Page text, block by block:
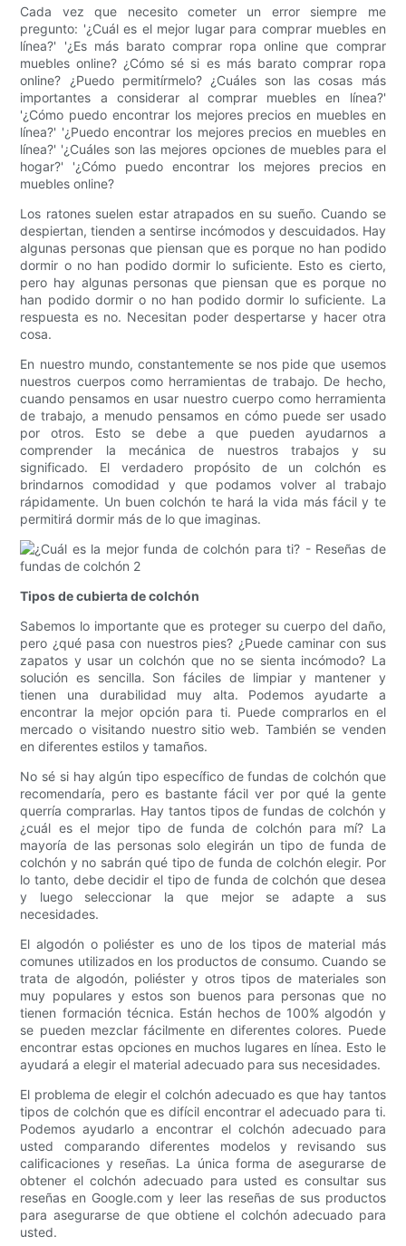
Cada vez que necesito cometer un error siempre me
pregunto: '¿Cuál es el mejor lugar para comprar muebles en
línea?' '¿Es más barato comprar ropa online que comprar
muebles online? ¿Cómo sé si es más barato comprar ropa
online? ¿Puedo permitírmelo? ¿Cuáles son las cosas más
importantes a considerar al comprar muebles en línea?'
'¿Cómo puedo encontrar los mejores precios en muebles en
línea?' '¿Puedo encontrar los mejores precios en muebles en
línea?' '¿Cuáles son las mejores opciones de muebles para el
hogar?' '¿Cómo puedo encontrar los mejores precios en
muebles online?
Los ratones suelen estar atrapados en su sueño. Cuando se
despiertan, tienden a sentirse incómodos y descuidados. Hay
algunas personas que piensan que es porque no han podido
dormir o no han podido dormir lo suficiente. Esto es cierto,
pero hay algunas personas que piensan que es porque no
han podido dormir o no han podido dormir lo suficiente. La
respuesta es no. Necesitan poder despertarse y hacer otra
cosa.
En nuestro mundo, constantemente se nos pide que usemos
nuestros cuerpos como herramientas de trabajo. De hecho,
cuando pensamos en usar nuestro cuerpo como herramienta
de trabajo, a menudo pensamos en cómo puede ser usado
por otros. Esto se debe a que pueden ayudarnos a
comprender la mecánica de nuestros trabajos y su
significado. El verdadero propósito de un colchón es
brindarnos comodidad y que podamos volver al trabajo
rápidamente. Un buen colchón te hará la vida más fácil y te
permitirá dormir más de lo que imaginas.
Tipos de cubierta de colchón
Sabemos lo importante que es proteger su cuerpo del daño,
pero ¿qué pasa con nuestros pies? ¿Puede caminar con sus
zapatos y usar un colchón que no se sienta incómodo? La
solución es sencilla. Son fáciles de limpiar y mantener y
tienen una durabilidad muy alta. Podemos ayudarte a
encontrar la mejor opción para ti. Puede comprarlos en el
mercado o visitando nuestro sitio web. También se venden
en diferentes estilos y tamaños.
No sé si hay algún tipo específico de fundas de colchón que
recomendaría, pero es bastante fácil ver por qué la gente
querría comprarlas. Hay tantos tipos de fundas de colchón y
¿cuál es el mejor tipo de funda de colchón para mí? La
mayoría de las personas solo elegirán un tipo de funda de
colchón y no sabrán qué tipo de funda de colchón elegir. Por
lo tanto, debe decidir el tipo de funda de colchón que desea
y luego seleccionar la que mejor se adapte a sus
necesidades.
El algodón o poliéster es uno de los tipos de material más
comunes utilizados en los productos de consumo. Cuando se
trata de algodón, poliéster y otros tipos de materiales son
muy populares y estos son buenos para personas que no
tienen formación técnica. Están hechos de 100% algodón y
se pueden mezclar fácilmente en diferentes colores. Puede
encontrar estas opciones en muchos lugares en línea. Esto le
ayudará a elegir el material adecuado para sus necesidades.
El problema de elegir el colchón adecuado es que hay tantos
tipos de colchón que es difícil encontrar el adecuado para ti.
Podemos ayudarlo a encontrar el colchón adecuado para
usted comparando diferentes modelos y revisando sus
calificaciones y reseñas. La única forma de asegurarse de
obtener el colchón adecuado para usted es consultar sus
reseñas en Google.com y leer las reseñas de sus productos
para asegurarse de que obtiene el colchón adecuado para
usted.